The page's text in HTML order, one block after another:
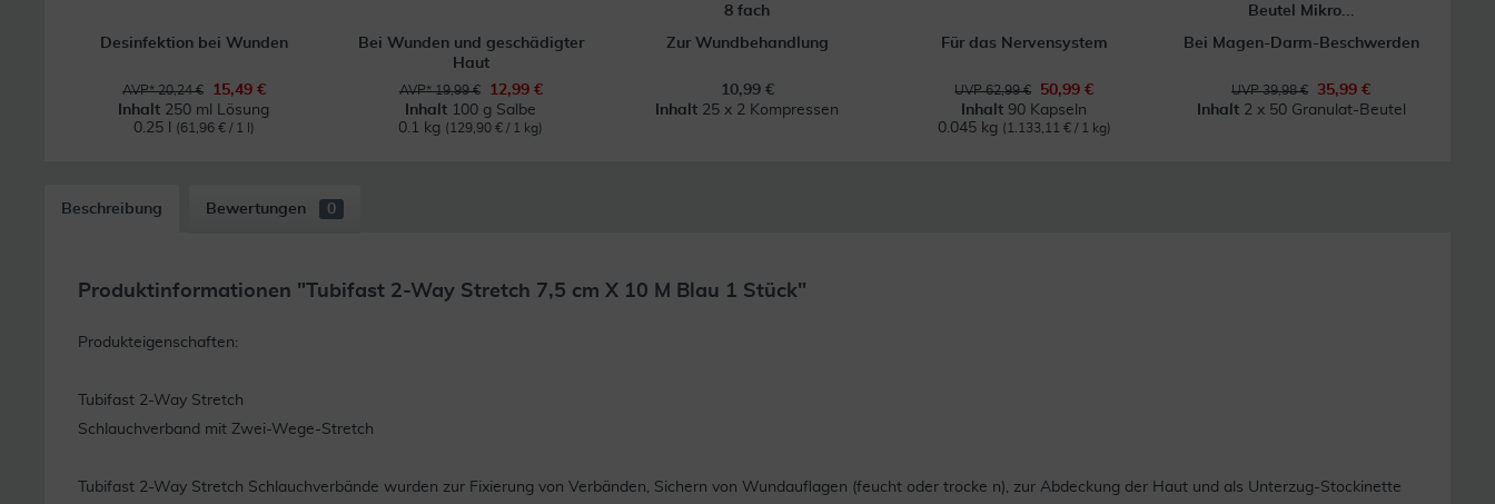
Desinfektion bei Wunden
AVP* 20,24 €
15,49 €
Inhalt 250 ml Lösung
0.25 l
(61,96 € / 1 l)
Bei Wunden und geschädigter
Haut
AVP* 19,99 €
12,99 €
Inhalt 100 g Salbe
0.1 kg (129,90 € / 1 kg)
8 fach
Zur Wundbehandlung
10,99 €
Inhalt 25 x 2 Kompressen
Für das Nervensystem
UVP 62,99 €
50,99 €
Inhalt 90 Kapseln
0.045 kg (1.133,11 € / 1 kg)
Beutel Mikro...
Bei Magen-Darm-Beschwerden
UVP 39,98 €
35,99 €
Inhalt 2 x 50 Granulat-Beutel
Beschreibung Bewertungen 0
Produktinformationen "Tubifast 2-Way Stretch 7,5 cm X 10 M Blau 1 Stück"
Produkteigenschaften:
Tubifast 2-Way Stretch
Schlauchverband mit Zwei-Wege-Stretch
Tubifast 2-Way Stretch Schlauchverbände wurden zur Fixierung von Verbänden, Sichern von Wundauflagen (feucht oder trocke n), zur Abdeckung der Haut und als Unterzug-Stockinette